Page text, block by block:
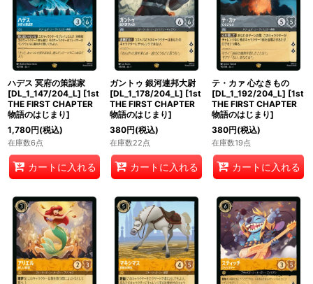
ハデス 冥府の策謀家
[DL_1_147/204_L] [1st
THE FIRST CHAPTER
物語のはじまり]
1,780円(税込)
在庫数6点
カートに入れる
ガントゥ 銀河連邦大尉
[DL_1_178/204_L] [1st
THE FIRST CHAPTER
物語のはじまり]
380円(税込)
在庫数22点
カートに入れる
テ・カァ 心なきもの
[DL_1_192/204_L] [1st
THE FIRST CHAPTER
物語のはじまり]
380円(税込)
在庫数19点
カートに入れる